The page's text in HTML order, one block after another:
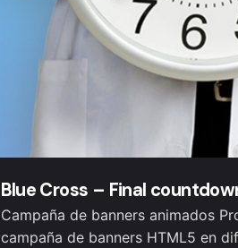
Blue Cross – Final
Campaña de banners animados
campaña de banners HTML5 en